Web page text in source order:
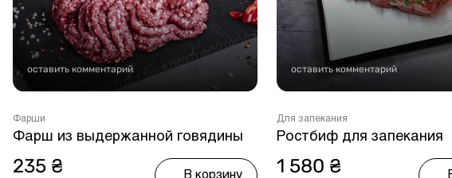
оставить комментарий
Фарши
Фарш из выдержанной говядины
235 ₴ В корзину
оставить комментарий
Для запекания
Ростбиф для запекания
1 580 ₴